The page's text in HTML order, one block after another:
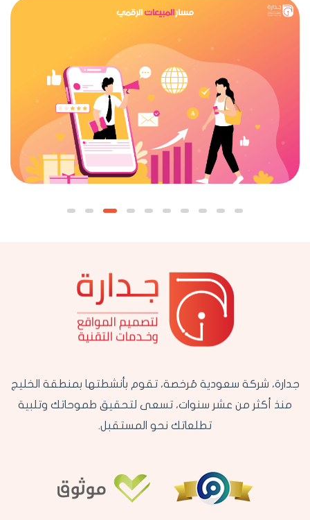
جدارة، شركة سعودية مُرخصة، تقوم بأنشطتها بمنطقة الخليج
منذ أكثر من عشر سنوات، تسعى لتحقيق طموحاتك وتلبية
تطلعاتك نحو المستقبل.